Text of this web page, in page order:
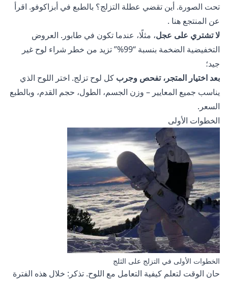
تحت الصورة. أين تقضي عطلة التزلج؟ بالطبع في أبزاكوفو. اقرأ
عن المنتجع هنا .
لا تشتري على عجل، مثلًا، عندما تكون في طابور. العروض
التخفيضية الضخمة بنسبة “99%” تزيد من خطر شراء لوح غير
جيد؛
بعد اختيار المتجر، تفحص وجرب كل لوح تزلج. اختر اللوح الذي
يناسب جميع المعايير – وزن الجسم، الطول، حجم القدم، وبالطبع
السعر.
الخطوات الأولى
الخطوات الأولى في التزلج على الثلج
حان الوقت لتعلم كيفية التعامل مع اللوح. تذكر: خلال هذه الفترة